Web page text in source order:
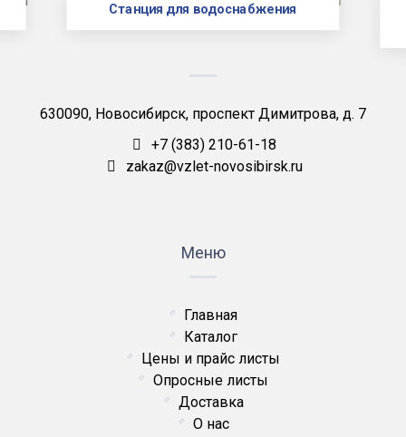
Станция для водоснабжения
630090, Новосибирск, проспект Димитрова, д. 7
+7 (383) 210-61-18
zakaz@vzlet-novosibirsk.ru
Меню
Главная
Каталог
Цены и прайс листы
Опросные листы
Доставка
О нас